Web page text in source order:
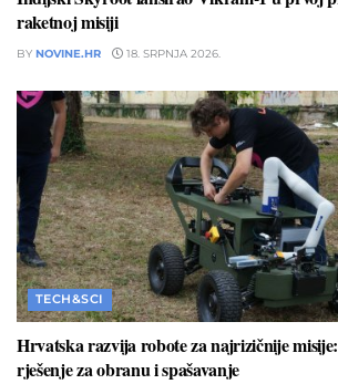
raketnoj misiji
BY NOVINE.HR 18. SRPNJA 2026.
TECH&SCI
Hrvatska razvija robote za najrizičnije
rješenje za obranu i spašavanje